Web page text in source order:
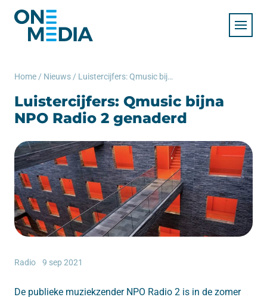
Home / Nieuws / Luistercijfers: Qmusic bijna NPO Radio 2 genaderd
Luistercijfers: Qmusic bijna
NPO Radio 2 genaderd
Radio 9 sep 2021
De publieke muziekzender NPO Radio 2 is in de zomer